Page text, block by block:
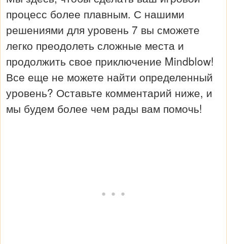
процесс более плавным. С нашими
решениями для уровень 7 вы сможете
легко преодолеть сложные места и
продолжить свое приключение Mindblow!
Все еще не можете найти определенный
уровень? Оставьте комментарий ниже, и
мы будем более чем рады вам помочь!